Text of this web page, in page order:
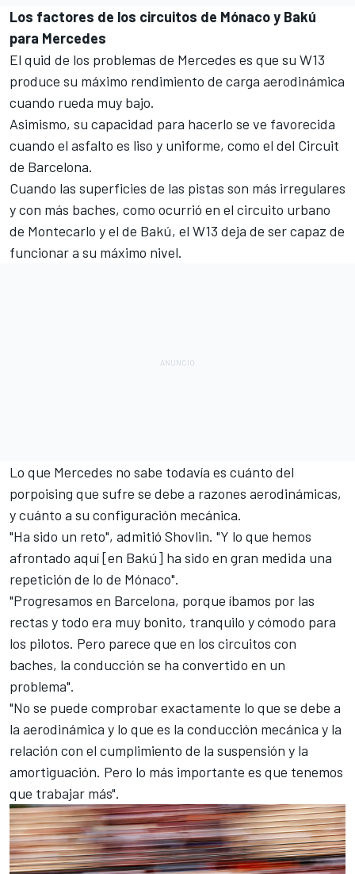
Los factores de los circuitos de Mónaco y Bakú
para Mercedes
El quid de los problemas de Mercedes es que su W13
produce su máximo rendimiento de carga aerodinámica
cuando rueda muy bajo.
Asimismo, su capacidad para hacerlo se ve favorecida
cuando el asfalto es liso y uniforme, como el del Circuit
de Barcelona.
Cuando las superficies de las pistas son más irregulares
y con más baches, como ocurrió en el circuito urbano
de Montecarlo yel de Bakú, el W13 deja de ser capaz de
funcionar a su máximo nivel.
Lo que Mercedes no sabe todavía es cuánto del
porpoising que sufre se debe a razones aerodinámicas,
y cuánto a su configuración mecánica.
"Ha sido un reto", admitió Shovlin. "Y lo que hemos
afrontado aquí [en Bakú] ha sido en gran medida una
repetición de lo de Mónaco".
"Progresamos en Barcelona, porque íbamos por las
rectas y todo era muy bonito, tranquilo y cómodo para
los pilotos. Pero parece que en los circuitos con
baches, la conducción se ha convertido en un
problema".
"No se puede comprobar exactamente lo que se debe a
la aerodinámica y lo que es la conducción mecánica y la
relación con el cumplimiento de la suspensión y la
amortiguación. Pero lo más importante es que tenemos
que trabajar más".